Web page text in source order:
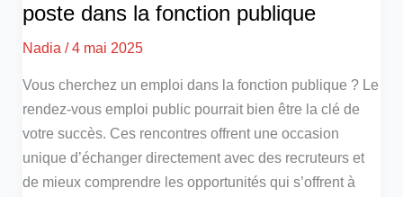
poste dans la fonction publique
Nadia/4 mai 2025
Vous cherchez un emploi dans la fonction publique ? Le
rendez-vous emploi public pourrait bien être la clé de
votre succès. Ces rencontres offrent une occasion
unique d’échanger directement avec des recruteurs et
de mieux comprendre les opportunités qui s’offrent à